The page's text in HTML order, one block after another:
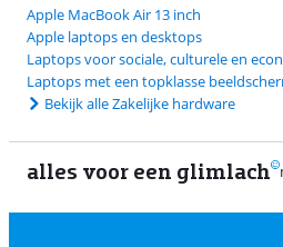
Apple MacBook Air 13 inch
Apple laptops en desktops
Laptops voor sociale, culturele en
Laptops met een topklasse
Bekijk alle Zakelijke hardware
alles voor een glimlach